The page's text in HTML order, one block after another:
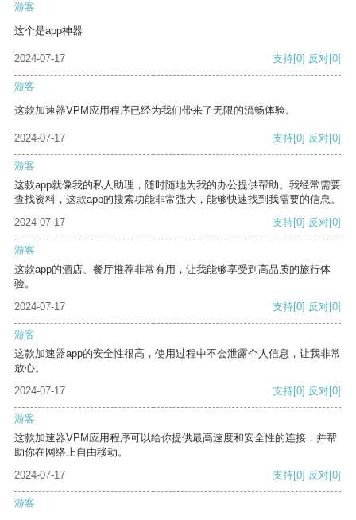
游客
这个是app神器
2024-07-17 支持[0] 反对[0]
游客
这款加速器VPM应用程序已经为我们带来了无限的流畅体验。
2024-07-17 支持[0] 反对[0]
游客
这款app就像我的私人助理，随时随地为我的办公提供帮助。我经常需要
查找资料，这款app的搜索功能非常强大，能够快速找到我需要的信息。
2024-07-17
支持[0] 反对[0]
游客
这款app的酒店、餐厅推荐非常有用，让我能够享受到高品质的旅行体
验。
2024-07-17
支持[0] 反对[0]
游客
这款加速器app的安全性很高，使用过程中不会泄露个人信息，让我非常
放心。
2024-07-17
支持[0] 反对[0]
游客
这款加速器VPM应用程序可以给你提供最高速度和安全性的连接，并帮
助你在网络上自由移动。
2024-07-17
支持[0] 反对[0]
游客